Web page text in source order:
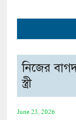
নিজের
স্ত্রী
June 23, 2026